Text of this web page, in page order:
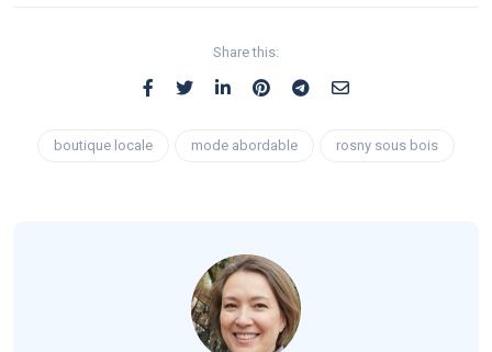
Share this:
boutique locale mode abordable rosny sous bois